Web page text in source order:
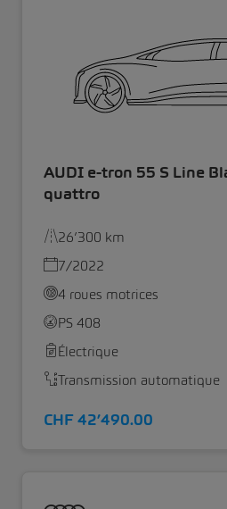
AUDI e-tron 55 S Line
quattro
26’300 km
7/2022
4 roues motrices
PS 408
Électrique
Transmission automatique
CHF 42’490.00